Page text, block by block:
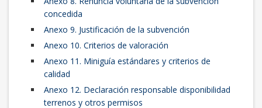
concedida
Anexo 9. Justificación de la subvención
Anexo 10. Criterios de valoración
Anexo 11. Miniguía estándares y criterios de
calidad
Anexo 12. Declaración responsable disponibilidad
terrenos y otros permisos